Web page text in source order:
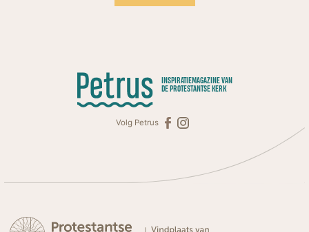
INSPIRATIEMAGAZINE VAN
DE PROTESTANTSE KERK
Volg Petrus